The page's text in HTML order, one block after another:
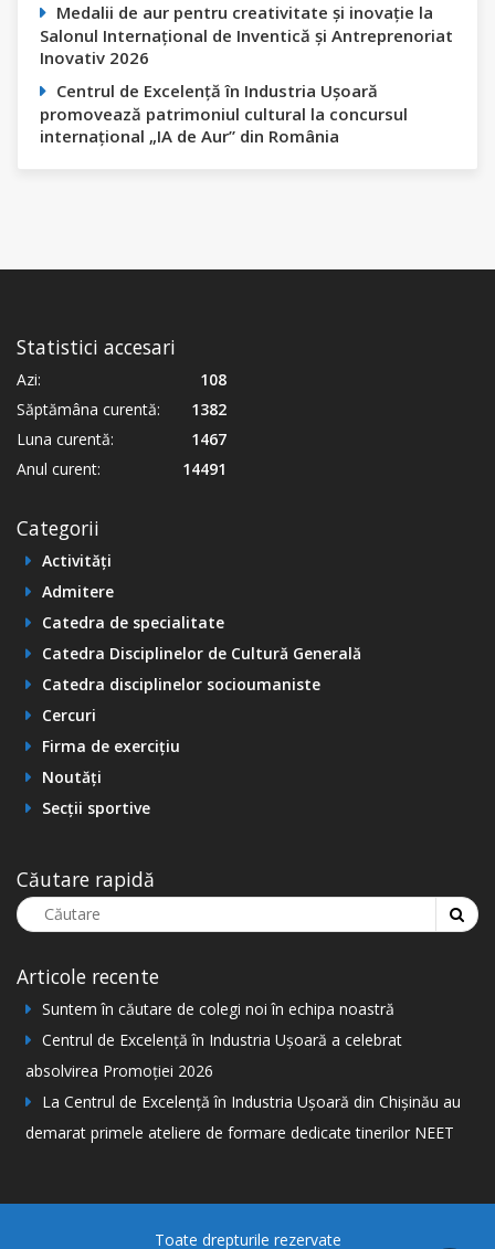
Medalii de aur pentru creativitate și inovație la
Salonul Internațional de Inventică și Antreprenoriat
Inovativ 2026
Centrul de Excelență în Industria Ușoară
promovează patrimoniul cultural la concursul
internațional „IA de Aur” din România
Statistici accesari
Azi:
108
Săptămâna curentă:
1382
Luna curentă:
1467
Anul curent:
14491
Categorii
Activități
Admitere
Catedra de specialitate
Catedra Disciplinelor de Cultură Generală
Catedra disciplinelor socioumaniste
Cercuri
Firma de exercițiu
Noutăți
Secții sportive
Căutare rapidă
Articole recente
Suntem în căutare de colegi noi în echipa noastră
Centrul de Excelență în Industria Ușoară a celebrat
absolvirea Promoției 2026
La Centrul de Excelență în Industria Ușoară din Chișinău au
demarat primele ateliere de formare dedicate tinerilor NEET
Toate drepturile rezervate